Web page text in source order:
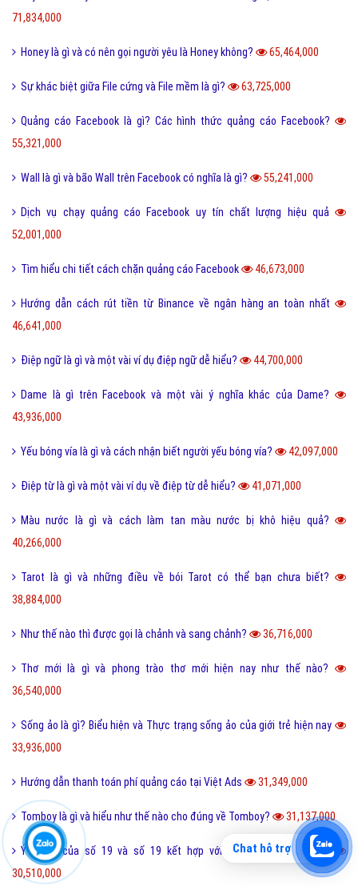
71,834,000
Honey là gì và có nên gọi người yêu là Honey không? 65,464,000
Sự khác biệt giữa File cứng và File mềm là gì? 63,725,000
Quảng cáo Facebook là gì? Các hình thức quảng cáo Facebook?
55,321,000
Wall là gì và bão Wall trên Facebook có nghĩa là gì? 55,241,000
Dịch vụ chạy quảng cáo Facebook uy tín chất lượng hiệu quả
52,001,000
Tìm hiểu chi tiết cách chặn quảng cáo Facebook 46,673,000
Hướng dẫn cách rút tiền từ Binance về ngân hàng an toàn nhất
46,641,000
Điệp ngữ là gì và một vài ví dụ điệp ngữ dễ hiểu? 44,700,000
Dame là gì trên Facebook và một vài ý nghĩa khác của Dame?
43,936,000
Yếu bóng vía là gì và cách nhận biết người yếu bóng vía? 42,097,000
Điệp từ là gì và một vài ví dụ về điệp từ dễ hiểu? 41,071,000
Màu nước là gì và cách làm tan màu nước bị khô hiệu quả?
40,266,000
Tarot là gì và những điều về bói Tarot có thể bạn chưa biết?
38,884,000
Như thế nào thì được gọi là chảnh và sang chảnh? 36,716,000
Thơ mới là gì và phong trào thơ mới hiện nay như thế nào?
36,540,000
Sống ảo là gì? Biểu hiện và Thực trạng sống ảo của giới trẻ hiện nay
33,936,000
Hướng dẫn thanh toán phí quảng cáo tại Việt Ads 31,349,000
Tomboy là gì và hiểu như thế nào cho đúng về Tomboy? 31,137,000
Ý nghĩa của số 19 và số 19 kết hợp với con số nào thì đẹp?
30,510,000
Chat hỗ trợ